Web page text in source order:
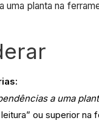
uma planta na
a uma
ou superior na